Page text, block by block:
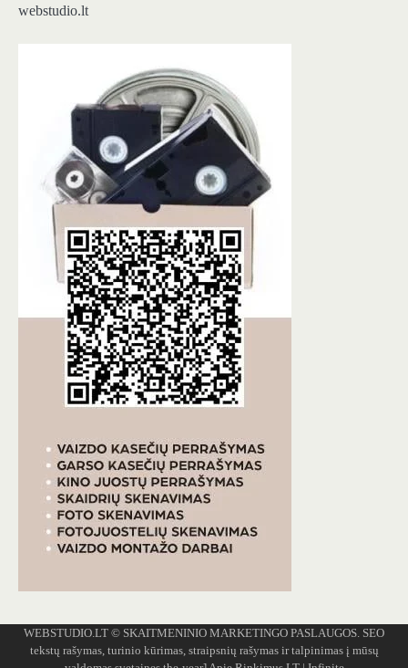
webstudio.lt
WEBSTUDIO.LT © SKAITMENINIO MARKETINGO PASLAUGOS. SEO
tekstų rašymas, turinio kūrimas, straipsnių rašymas ir talpinimas į mūsų